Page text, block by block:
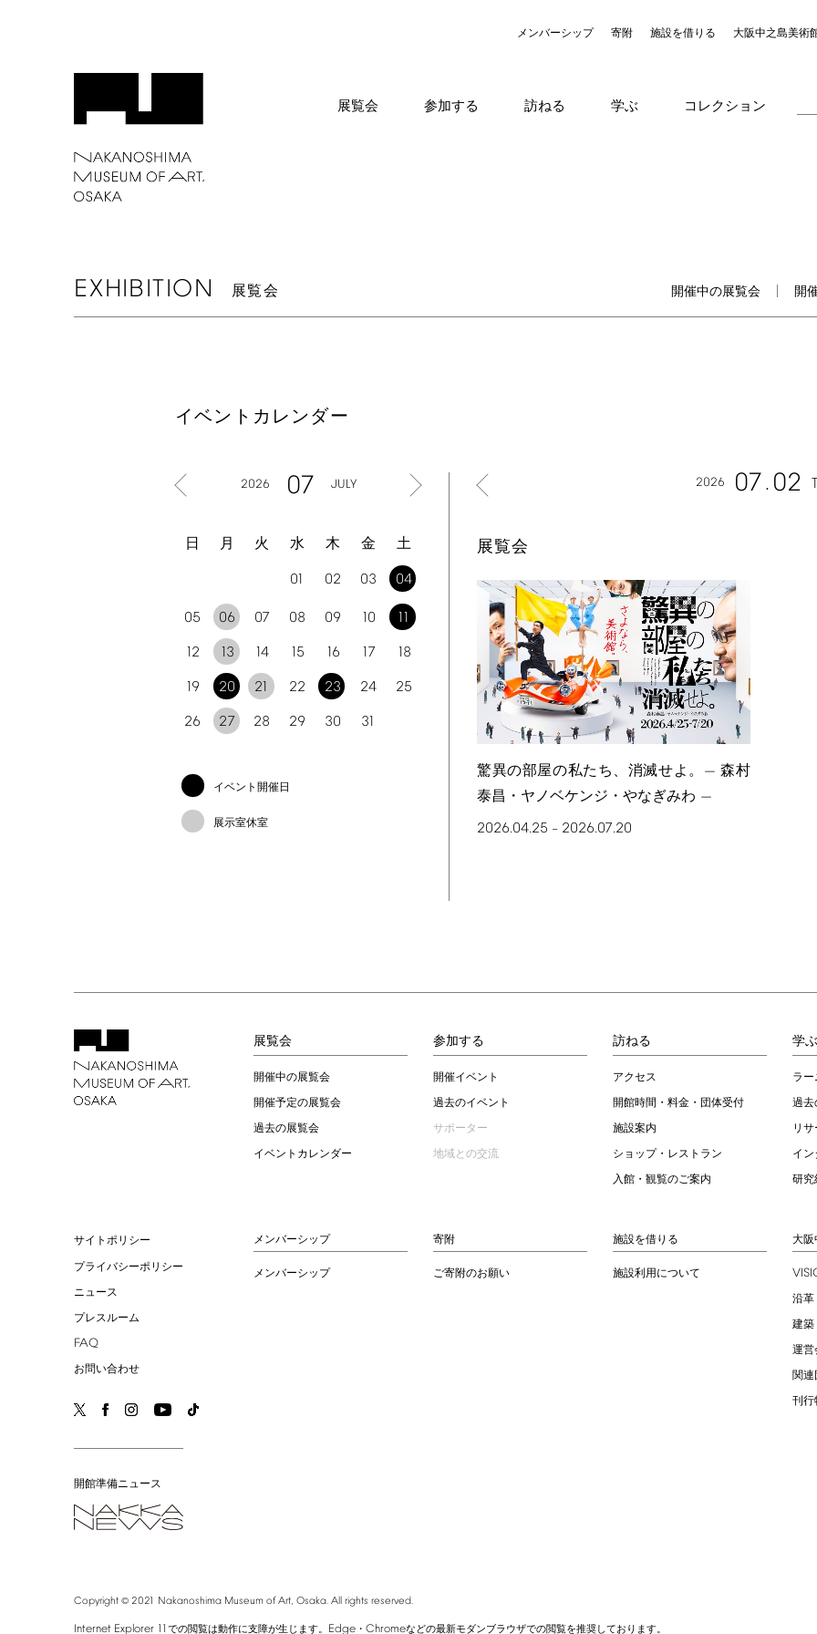
メンバーシップ 寄附 施設を借りる 大阪中之島美術
展覧会 参加する 訪ねる 学ぶ コレクション
EXHIBITION 展覧会 開催中の展覧会 開
イベントカレンダー
2026 07 JULY
日 月 火 水 木 金 土
01 02 03 04
05 06 07 08 09 10 11
12 13 14 15 16 17 18
19 20 21 22 23 24 25
26 27 28 29 30 31
イベント開催日
展示室休室
2026 07 02
展覧会
驚異の部屋の私たち、消滅せよ。— 森村
泰昌・ヤノベケンジ・やなぎみわ —
2026.04.25 – 2026.07.20
展覧会
開催中の展覧会
開催予定の展覧会
過去の展覧会
イベントカレンダー
参加する
開催イベント
過去のイベント
サポーター
地域との交流
訪ねる
アクセス
開館時間・料金・団体受付
施設案内
ショップ・レストラン
入館・観覧のご案内
学ぶ
ラ
過去
リ
イ
研究
サイトポリシー
プライバシーポリシー
ニュース
プレスルーム
FAQ
お問い合わせ
開館準備ニュース
メンバーシップ
メンバーシップ
寄附
ご寄附のお願い
施設を借りる
施設利用について
大阪
沿革
建築
運営
関
刊行
Copyright© 2021 Nakanoshima Museum of Art, Osaka. All rights reserved.
Internet Explorer 11 での閲覧は動作に支障が生じます。 Edge・ Chromeなどの最新モダンブラウザでの閲覧を推奨しております。